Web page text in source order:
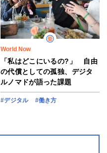
World Now
「私はどこにいるの?」 自由
の代償としての孤独、デジタ
ルノマドが語った課題
#デジタル #働き方